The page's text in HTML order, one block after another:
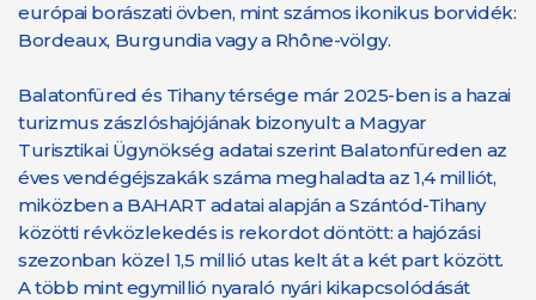
európai borászati övben, mint számos ikonikus borvidék:
Bordeaux, Burgundia vagy a Rhône-völgy.
Balatonfüred és Tihany térsége már 2025-ben is a hazai
turizmus zászlóshajójának bizonyult: a Magyar
Turisztikai Ügynökség adatai szerint Balatonfüreden az
éves vendégéjszakák száma meghaladta az 1,4 milliót,
miközben a BAHART adatai alapján a Szántód-Tihany
közötti révközlekedés is rekordot döntött: a hajózási
szezonban közel 1,5 millió utas kelt át a két part között.
A több mint egymillió nyaraló nyári kikapcsolódását